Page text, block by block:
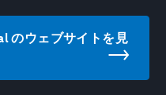
のウェブサイトを見